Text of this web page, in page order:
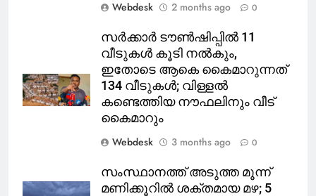
Webdesk
2 months ago 0
സർക്കാർ ടൗൺഷിപ്പിൽ 11
വീടുകൾ കൂടി നൽകും,
ഇതോടെ ആകെ കൈമാറുന്നത്
134 വീടുകൾ; വിള്ളൽ
കണ്ടെത്തിയ നൗഫലിനും വീട്
കൈമാറും
Webdesk
3 months ago 0
സംസ്ഥാനത്ത് അടുത്ത മൂന്ന്
മണിക്കൂറിൽ ശക്തമായ മഴ; 5